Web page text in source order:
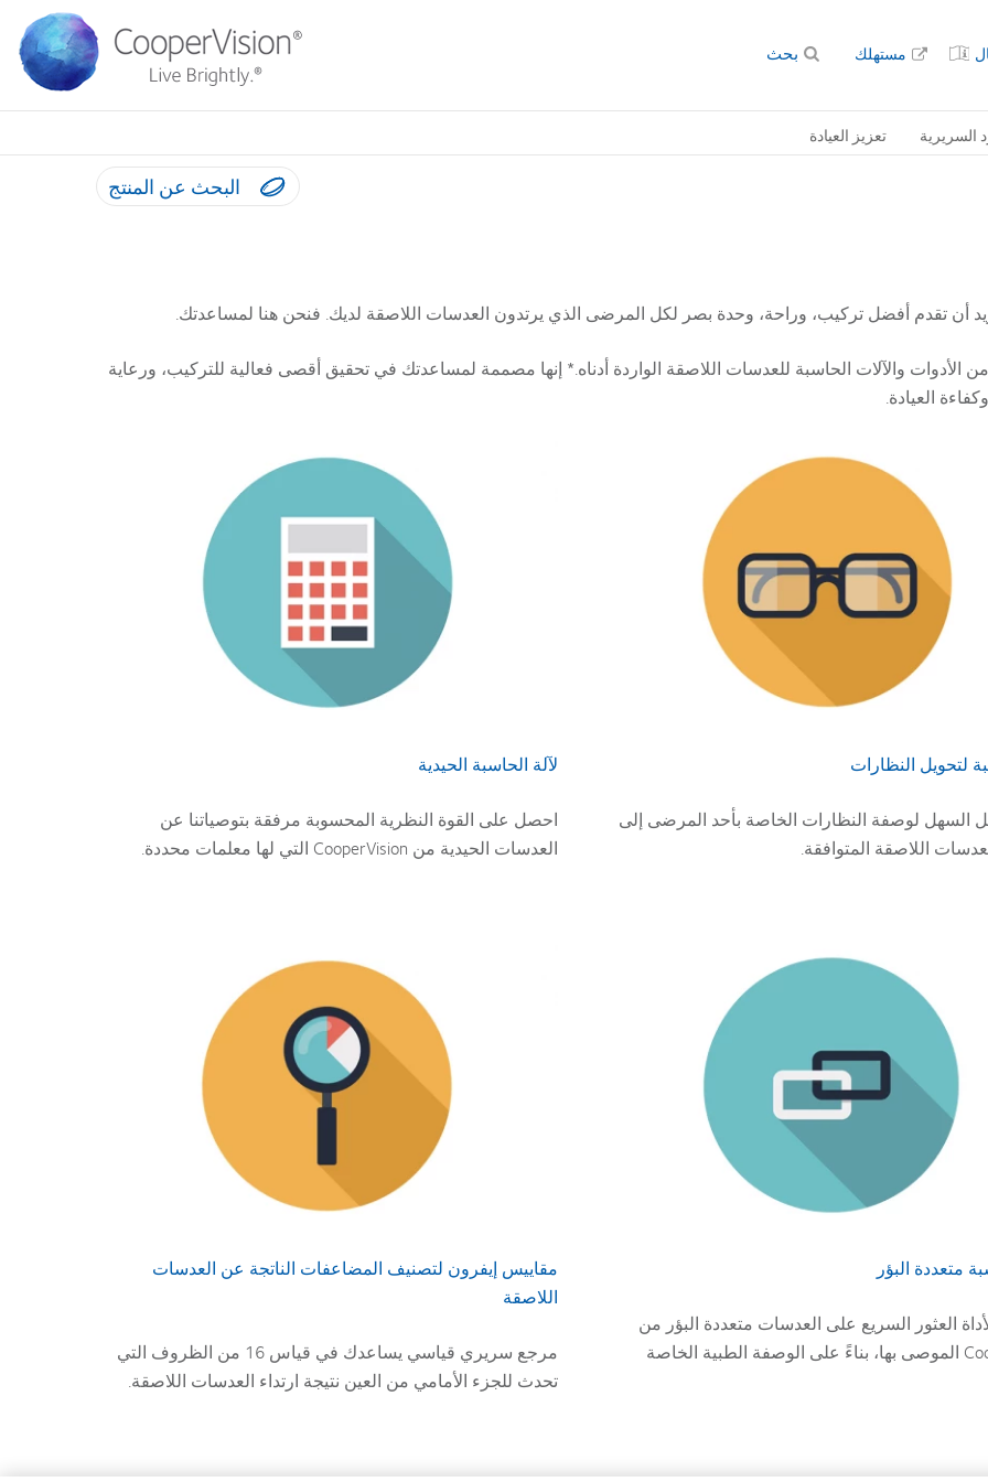
مستهلك بحث
السريرية تعزيز العيادة
البحث عن المنتج
أن تقدم أفضل تركيب، وراحة، وحدة بصر لكل المرضى الذي يرتدون العدسات اللاصقة لديك. فنحن هنا لمساعدتك.
من الأدوات والآلات الحاسبة للعدسات اللاصقة الواردة أدناه.* إنها مصممة لمساعدتك في تحقيق أقصى فعالية للتركيب، ورعاية
العيادة.
لتحويل النظارات
السهل لوصفة النظارات الخاصة بأحد المرضى إلى
اللاصقة المتوافقة.
لآلة الحاسبة الحيدية
احصل على القوة النظرية المحسوبة مرفقة بتوصياتنا عن
العدسات الحيدية من CooperVision التي لها معلمات محددة.
متعددة البؤر
العثور السريع على العدسات متعددة البؤر من
الموصى بها، بناءً على الوصفة الطبية الخاصة
مقاييس إيفرون لتصنيف المضاعفات الناتجة عن العدسات
اللاصقة
مرجع سريري قياسي يساعدك في قياس 16 من الظروف التي
تحدث للجزء الأمامي من العين نتيجة ارتداء العدسات اللاصقة.